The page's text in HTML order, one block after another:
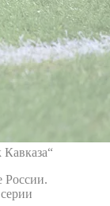
России.